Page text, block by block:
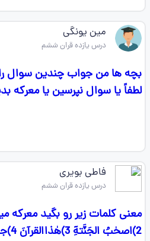
مین یونگی
درس یازده قران ششم
بچه ها من جواب چندین سوال
لطفاً یا سوال نپرسین یا معرکه
فاطی بویری
درس یازده قران ششم
2)اصحٰبُ الجَنَّتهِٓ 3)هٰذاالقرآنَ 4)جبلٍ 5)خاشِعًا 6)یَتَفَکَّرونَ